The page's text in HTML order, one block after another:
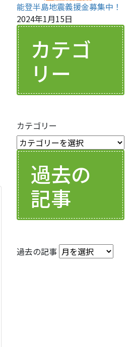
能登半島地震義援金募集中！
2024年1月15日
カテゴ
リー
カテゴリー
過去の
記事
過去の記事